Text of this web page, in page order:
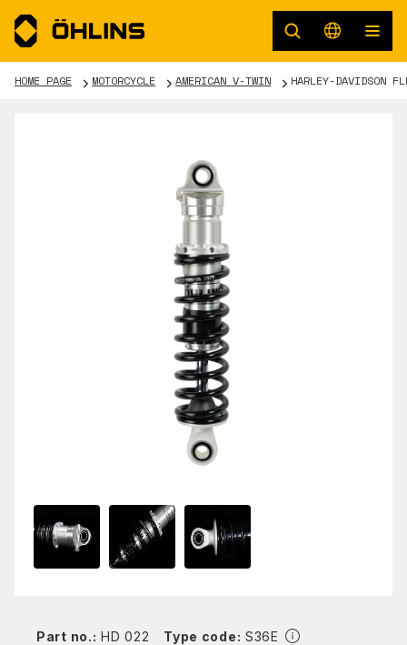
HOME PAGE MOTORCYCLE AMERICAN V-TWIN HARLEY-DAVIDSON
Part no.: HD 022 Type code: S36E